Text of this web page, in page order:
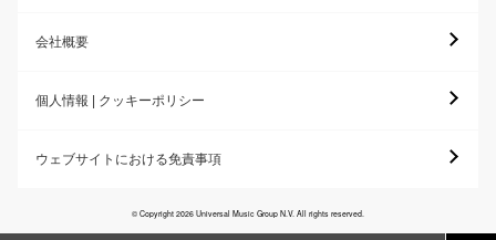
会社概要
個人情報 | クッキーポリシー
ウェブサイトにおける免責事項
© Copyright 2026 Universal Music Group N.V. All rights reserved.